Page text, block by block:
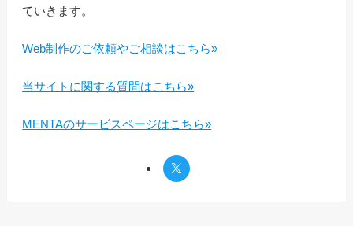
ていきます。
Web制作のご依頼やご相談はこちら»
当サイトに関する質問はこちら»
MENTAのサービスページはこちら»